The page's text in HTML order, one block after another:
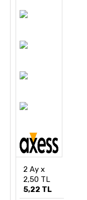
2 Ay x
2,50 TL
5,22 TL